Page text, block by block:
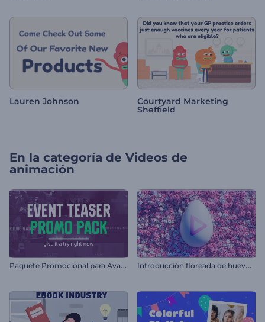
Lauren Johnson Courtyard Marketing
Sheffield
En la categoría de Videos de
animación
P
aquete Promocional para Avances de Eventos I
ntroducción floreada de huevos de pascua